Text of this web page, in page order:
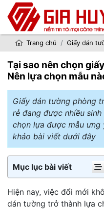
Trang chủ Giấy dán
Tại sao nên chọn
Nên lựa chọn mẫu
Giấy dán tường phòng
rẻ đang được nhiều
chọn lựa được mẫu ưng
khảo bài viết dưới đây
Mục lục bài viết
Hiện nay, việc đổi mới
dán tường trở thành lựa